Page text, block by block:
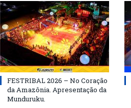
FESTRIBAL 2026 – No Coração
da Amazônia. Apresentação da
Munduruku.